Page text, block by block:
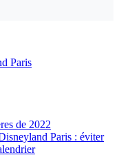
Paris
de 2022
Paris : éviter